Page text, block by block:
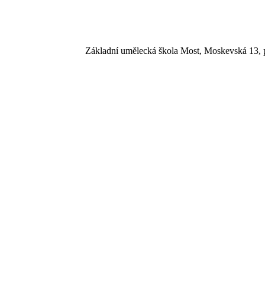
Základní umělecká škola Most, Moskevská